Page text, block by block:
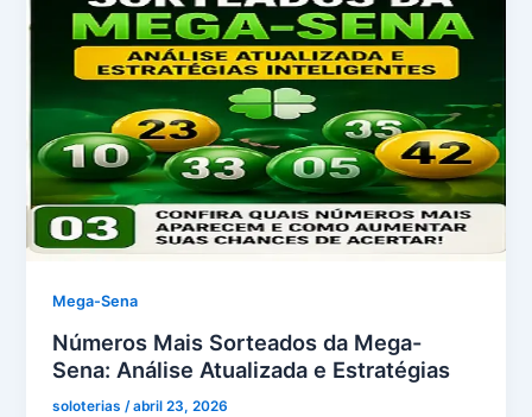
Mega-Sena
Números Mais Sorteados da Mega-
Sena: Análise Atualizada e Estratégias
soloterias/abril 23, 2026